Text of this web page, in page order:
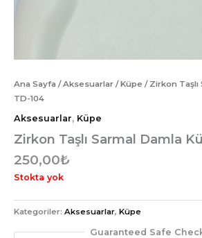
Ana Sayfa /Aksesuarlar /Küpe / Zirkon
TD-104
Aksesuarlar, Küpe
Zirkon Taşlı Sarmal Damla
250,00₺
Stokta yok
Kategoriler: Aksesuarlar, Küpe
Guaranteed Safe